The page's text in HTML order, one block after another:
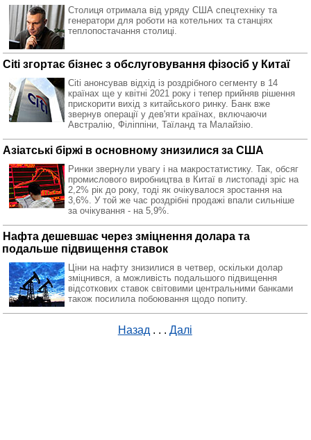
Столиця отримала від уряду США спецтехніку та
генератори для роботи на котельних та станціях
теплопостачання столиці.
Citi згортає бізнес з обслуговування фізосіб у Китаї
Citi анонсував відхід із роздрібного сегменту в 14
країнах ще у квітні 2021 року і тепер прийняв рішення
прискорити вихід з китайського ринку. Банк вже
звернув операції у дев'яти країнах, включаючи
Австралію, Філіппіни, Таїланд та Малайзію.
Азіатські біржі в основному знизилися за США
Ринки звернули увагу і на макростатистику. Так, обсяг
промислового виробництва в Китаї в листопаді зріс на
2,2% рік до року, тоді як очікувалося зростання на
3,6%. У той же час роздрібні продажі впали сильніше
за очікування - на 5,9%.
Нафта дешевшає через зміцнення долара та
подальше підвищення ставок
Ціни на нафту знизилися в четвер, оскільки долар
зміцнився, а можливість подальшого підвищення
відсоткових ставок світовими центральними банками
також посилила побоювання щодо попиту.
Назад . . . Далі